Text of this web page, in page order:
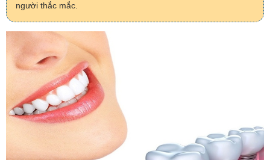
người thắc mắc.